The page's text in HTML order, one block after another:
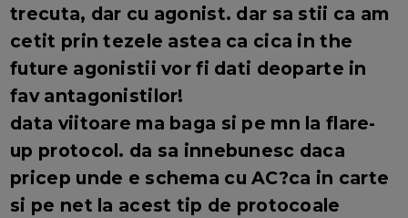
trecuta, dar cu agonist. dar sa stii ca am
cetit prin tezele astea ca cica in the
future agonistii vor fi dati deoparte in
fav antagonistilor!
data viitoare ma baga si pe mn la flare-
up protocol. da sa innebunesc daca
pricep unde e schema cu AC?ca in carte
si pe net la acest tip de protocoale